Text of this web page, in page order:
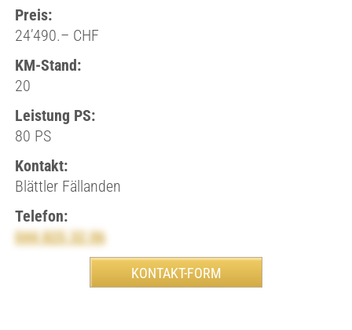
Preis:
24’490.– CHF
KM-Stand:
20
Leistung PS:
80 PS
Kontakt:
Blättler Fällanden
Telefon:
044 825 32 06